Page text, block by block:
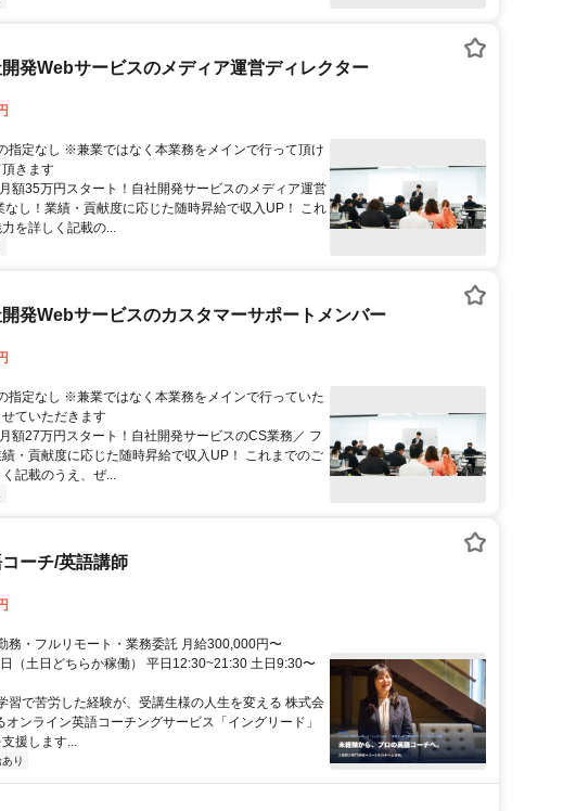
開発Webサービスのメディア運営ディレクター
指定なし ※兼業ではなく本業務をメインで行って頂け
きます
額35万円スタート！自社開発サービスのメディア運営
し！業績・貢献度に応じた随時昇給で収入UP！ これ
を詳しく記載の...
開発Webサービスのカスタマーサポートメンバー
指定なし ※兼業ではなく本業務をメインで行っていた
ていただきます
額27万円スタート！自社開発サービスのCS業務／ フ
・貢献度に応じた随時昇給で収入UP！ これまでのご
記載のうえ、ぜ...
コーチ/英語講師
務・フルリモート・業務委託 月給300,000円〜
（土日どちらか稼働） 平日12:30~21:30 土日9:30〜
で苦労した経験が、受講生様の人生を変える 株式会
ンライン英語コーチングサービス「イングリード」
援します...
り